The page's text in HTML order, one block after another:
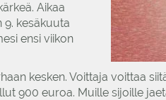
Aikaa
9. kesäkuuta
ensi viikon
kesken. Voittaja voittaa
900 euroa. Muille sijoille